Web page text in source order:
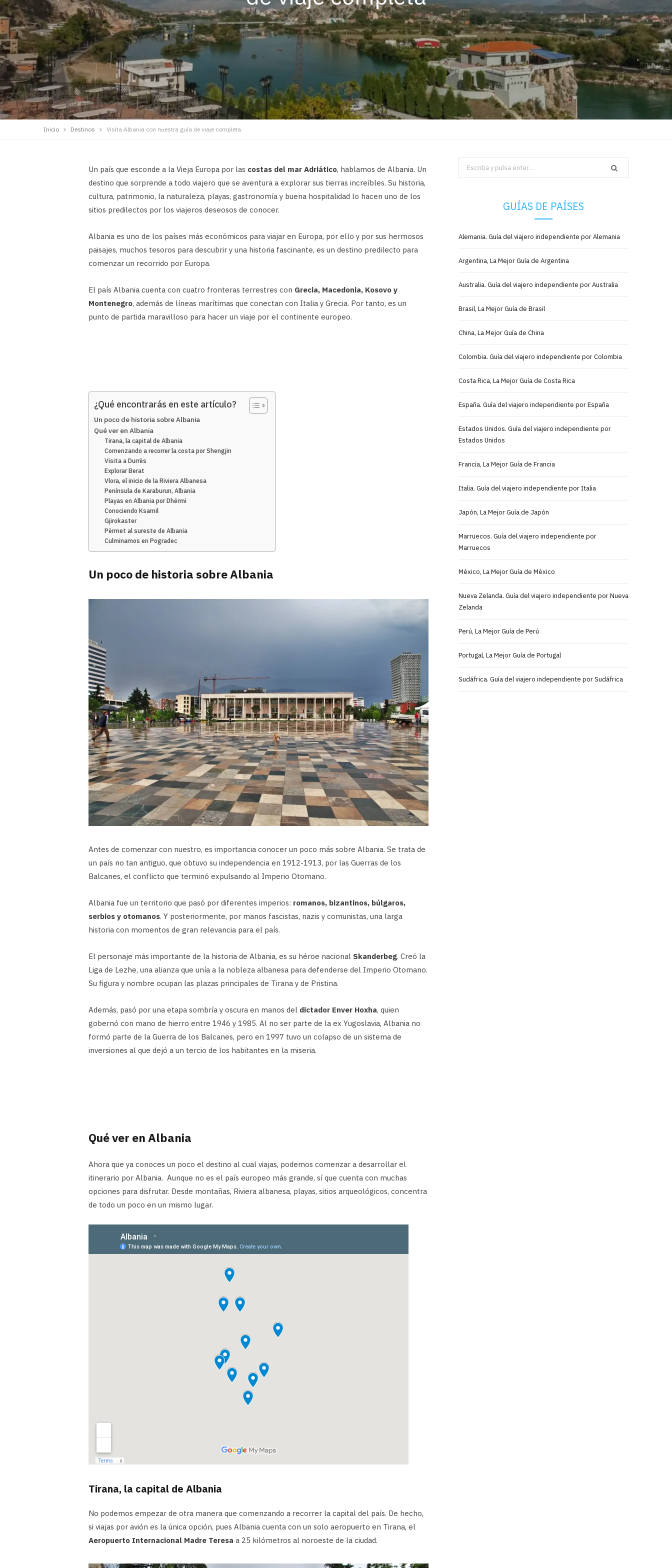
Inicio Destinos Visita Albania con nuestra guía de viaje completa
Un país que esconde a la Vieja Europa por las costas del mar Adriático, hablamos de Albania. Un
destino que sorprende a todo viajero que se aventura a explorar sus tierras increíbles. Su historia,
cultura, patrimonio, la naturaleza, playas, gastronomía y buena hospitalidad lo hacen uno de los
sitios predilectos por los viajeros deseosos de conocer.
Albania es uno de los países más económicos para viajar en Europa, por ello y por sus hermosos
paisajes, muchos tesoros para descubrir y una historia fascinante, es un destino predilecto para
comenzar un recorrido por Europa.
El país Albania cuenta con cuatro fronteras terrestres con Grecia, Macedonia, Kosovo y
Montenegro, además de líneas marítimas que conectan con Italia y Grecia. Por tanto, es un
punto de partida maravilloso para hacer un viaje por el continente europeo.
¿Qué encontrarás en este artículo?
Un poco de historia sobre Albania
Qué ver en Albania
Tirana, la capital de Albania
Comenzando a recorrer la costa por Shengjin
Visita a Durrës
Explorar Berat
Vlora, el inicio de la Riviera Albanesa
Península de Karaburun, Albania
Playas en Albania por Dhërmi
Conociendo Ksamil
Gjirokaster
Përmet al sureste de Albania
Culminamos en Pogradec
Un poco de historia sobre Albania
Antes de comenzar con nuestro, es importancia conocer un poco más sobre Albania. Se trata de
un país no tan antiguo, que obtuvo su independencia en 1912-1913, por las Guerras de los
Balcanes, el conflicto que terminó expulsando al Imperio Otomano.
Albania fue un territorio que pasó por diferentes imperios: romanos, bizantinos, búlgaros,
serbios y otomanos. Y posteriormente, por manos fascistas, nazis y comunistas, una larga
historia con momentos de gran relevancia para el país.
El personaje más importante de la historia de Albania, es su héroe nacional Skanderbeg. Creó la
Liga de Lezhe, una alianza que unía a la nobleza albanesa para defenderse del Imperio Otomano.
Su figura y nombre ocupan las plazas principales de Tirana y de Pristina.
Además, pasó por una etapa sombría y oscura en manos del dictador Enver Hoxha, quien
gobernó con mano de hierro entre 1946 y 1985. Al no ser parte de la ex Yugoslavia, Albania no
formó parte de la Guerra de los Balcanes, pero en 1997 tuvo un colapso de un sistema de
inversiones al que dejó a un tercio de los habitantes en la miseria.
Qué ver en Albania
Ahora que ya conoces un poco el destino al cual viajas, podemos comenzar a desarrollar el
itinerario por Albania. Aunque no es el país europeo más grande, sí que cuenta con muchas
opciones para disfrutar. Desde montañas, Riviera albanesa, playas, sitios arqueológicos, concentra
de todo un poco en un mismo lugar.
Tirana, la capital de Albania
No podemos empezar de otra manera que comenzando a recorrer la capital del país. De hecho,
si viajas por avión es la única opción, pues Albania cuenta con un solo aeropuerto en Tirana, el
Aeropuerto Internacional Madre Teresa a 25 kilómetros al noroeste de la ciudad.
Search
for:
GUÍAS DE PAÍSES
Alemania. Guía del viajero independiente por Alemania
Argentina, La Mejor Guía de Argentina
Australia. Guía del viajero independiente por Australia
Brasil, La Mejor Guía de Brasil
China, La Mejor Guía de China
Colombia. Guía del viajero independiente por Colombia
Costa Rica, La Mejor Guía de Costa Rica
España. Guía del viajero independiente por España
Estados Unidos. Guía del viajero independiente por
Estados Unidos
Francia, La Mejor Guía de Francia
Italia. Guía del viajero independiente por Italia
Japón, La Mejor Guía de Japón
Marruecos. Guía del viajero independiente por
Marruecos
México, La Mejor Guía de México
Nueva Zelanda. Guía del viajero independiente por Nueva
Zelanda
Perú, La Mejor Guía de Perú
Portugal, La Mejor Guía de Portugal
Sudáfrica. Guía del viajero independiente por Sudáfrica